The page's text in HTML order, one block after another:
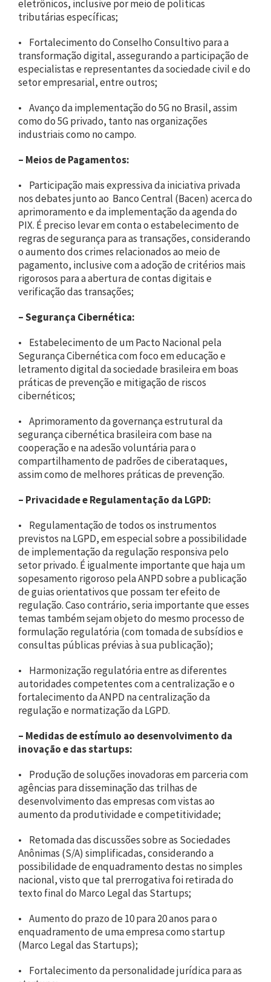
eletrônicos, inclusive por meio de políticas
tributárias específicas;
• Fortalecimento do Conselho Consultivo para a
transformação digital, assegurando a participação de
especialistas e representantes da sociedade civil e do
setor empresarial, entre outros;
• Avanço da implementação do 5G no Brasil, assim
como do 5G privado, tanto nas organizações
industriais como no campo.
– Meios de Pagamentos:
• Participação mais expressiva da iniciativa privada
nos debates junto ao Banco Central (Bacen) acerca do
aprimoramento e da implementação da agenda do
PIX. É preciso levar em conta o estabelecimento de
regras de segurança para as transações, considerando
o aumento dos crimes relacionados ao meio de
pagamento, inclusive com a adoção de critérios mais
rigorosos para a abertura de contas digitais e
verificação das transações;
–Segurança Cibernética:
• Estabelecimento de um Pacto Nacional pela
Segurança Cibernética com foco em educação e
letramento digital da sociedade brasileira em boas
práticas de prevenção e mitigação de riscos
cibernéticos;
• Aprimoramento da governança estrutural da
segurança cibernética brasileira com base na
cooperação e na adesão voluntária para o
compartilhamento de padrões de ciberataques,
assim como de melhores práticas de prevenção.
– Privacidade e Regulamentação da LGPD:
• Regulamentação de todos os instrumentos
previstos na LGPD, em especial sobre a possibilidade
de implementação da regulação responsiva pelo
setor privado. É igualmente importante que haja um
sopesamento rigoroso pela ANPD sobre a publicação
de guias orientativos que possam ter efeito de
regulação. Caso contrário, seria importante que esses
temas também sejam objeto do mesmo processo de
formulação regulatória (com tomada de subsídios e
consultas públicas prévias à sua publicação);
• Harmonização regulatória entre as diferentes
autoridades competentes com a centralização e o
fortalecimento da ANPD na centralização da
regulação e normatização da LGPD.
– Medidas de estímulo ao desenvolvimento da
inovação e das startups:
• Produção de soluções inovadoras em parceria com
agências para disseminação das trilhas de
desenvolvimento das empresas com vistas ao
aumento da produtividade e competitividade;
• Retomada das discussões sobre as Sociedades
Anônimas (S/A) simplificadas, considerando a
possibilidade de enquadramento destas no simples
nacional, visto que tal prerrogativa foi retirada do
texto final do Marco Legal das Startups;
• Aumento do prazo de 10 para 20 anos para o
enquadramento de uma empresa como startup
(Marco Legal das Startups);
• Fortalecimento da personalidade jurídica para as